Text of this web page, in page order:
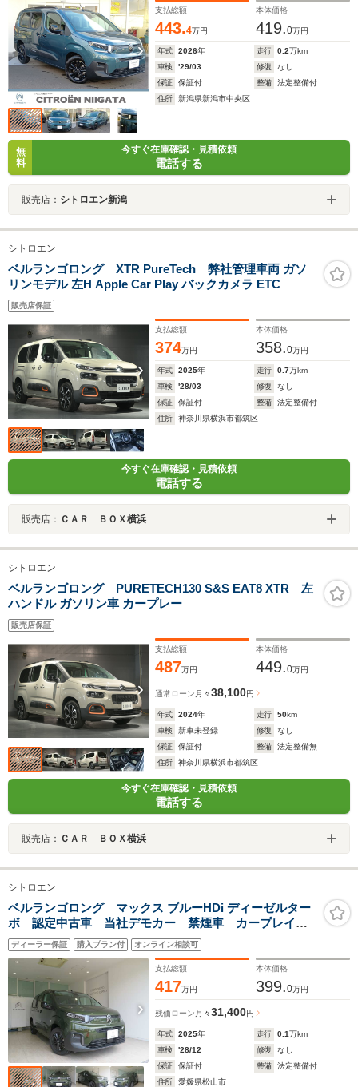
ルコン LEDライト 純正アルミ 青
支払総額
443.4万円
本体価格
419.0万円
年式 2026年 走行 0.2万km
車検
'29/03 修復
なし
保証
保証付 整備
法定整備付
住所
新潟県新潟市中央区
無
料
今すぐ在庫確認・見積依頼
電話する
販売店： シトロエン新潟
シトロエン
ベルランゴロング XTR PureTech 弊社管理車両 ガソ
リンモデル 左H Apple Car Play バックカメラ ETC
販売店保証
支払総額
374万円
本体価格
358.0万円
年式 2025年 走行 0.7万km
車検
'28/03 修復
なし
保証
保証付 整備
法定整備付
住所
神奈川県横浜市都筑区
今すぐ在庫確認・見積依頼
電話する
販売店： ＣＡＲ ＢＯＸ横浜
シトロエン
ベルランゴロング PURETECH130 S&S EAT8 XTR 左
ハンドル ガソリン車 カープレー
販売店保証
支払総額
487万円
本体価格
449.0万円
通常ローン 月々38,100円
年式 2024年 走行 50km
車検
新車未登録 修復
なし
保証
保証付 整備
法定整備無
住所
神奈川県横浜市都筑区
今すぐ在庫確認・見積依頼
電話する
販売店： ＣＡＲ ＢＯＸ横浜
シトロエン
ベルランゴロング マックス ブルーHDi ディーゼルター
ボ 認定中古車 当社デモカー 禁煙車 カープレイ
LED バックカメラ 純正AW フロアマット スペアキ
ー 取説 保証書
ディーラー保証 購入プラン付 オンライン相談可
支払総額
417万円
本体価格
399.0万円
残価ローン 月々31,400円
年式 2025年 走行 0.1万km
車検
'28/12 修復
なし
保証
保証付 整備
法定整備付
住所
愛媛県松山市